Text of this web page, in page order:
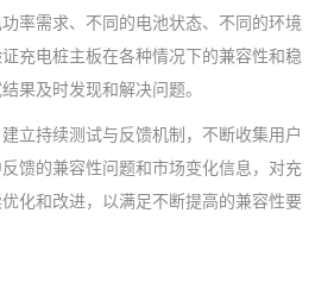
率需求、不同的电池状态、不同的环境
充电桩主板在各种情况下的兼容性和稳
果及时发现和解决问题。
建立持续测试与反馈机制，不断收集用户
馈的兼容性问题和市场变化信息，对充
化和改进，以满足不断提高的兼容性要